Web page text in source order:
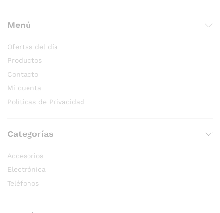
Menú
Ofertas del día
Productos
Contacto
Mi cuenta
Políticas de Privacidad
Categorías
Accesorios
Electrónica
Teléfonos